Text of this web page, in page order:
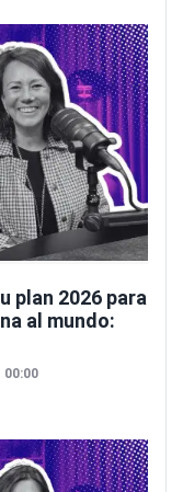
plan 2026 para
al mundo:
00:00